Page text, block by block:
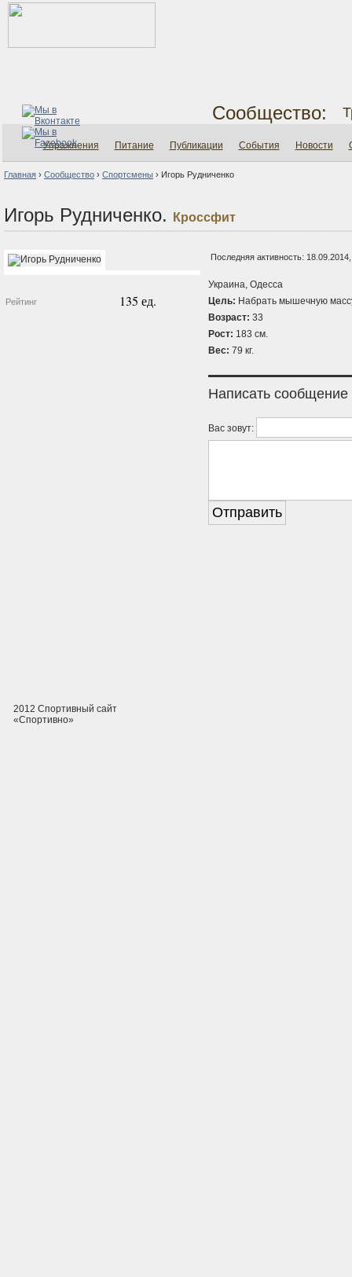
Сообщество:
Упражнения Питание Публикации События Новости
Главная › Сообщество › Спортсмены › Игорь Рудниченко
Игорь Рудниченко. Кроссфит
Рейтинг 135 ед.
Последняя активность:
Украина, Одесса
Цель: Набрать мышечную
Возраст: 33
Рост: 183 см.
Вес: 79 кг.
Написать сообщение
Вас зовут:
2012 Спортивный сайт
«Спортивно»